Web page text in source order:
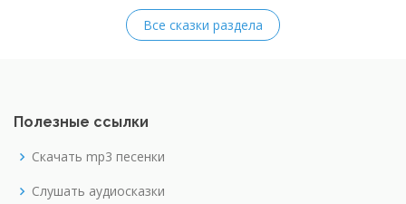
Все сказки раздела
Полезные ссылки
Скачать mp3 песенки
Слушать аудиосказки